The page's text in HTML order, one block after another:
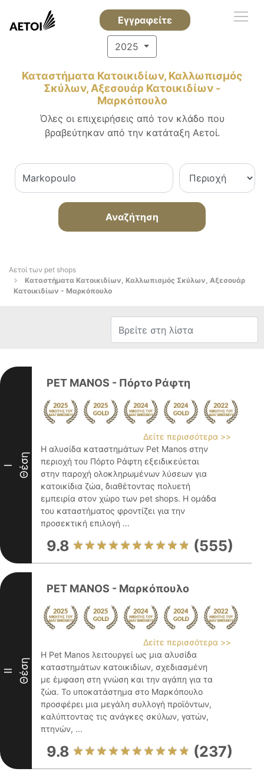
Εγγραφείτε
2025
Καταστήματα Κατοικιδίων, Καλλωπισμός
Σκύλων, Αξεσουάρ Κατοικιδίων -
Μαρκόπουλο
Όλες οι επιχειρήσεις από τον κλάδο που
βραβεύτηκαν από την κατάταξη Αετοί.
Αναζήτηση
Αετοί των pet shops
Καταστήματα Κατοικιδίων, Καλλωπισμός Σκύλων, Αξεσουάρ
Κατοικιδίων - Μαρκόπουλο
I Θέση
PET MANOS - Πόρτο Ράφτη
Δείτε περισσότερα >>
Η αλυσίδα καταστημάτων Pet Manos στην
περιοχή του Πόρτο Ράφτη εξειδικεύεται
στην παροχή ολοκληρωμένων λύσεων για
κατοικίδια ζώα, διαθέτοντας πολυετή
εμπειρία στον χώρο των pet shops. Η ομάδα
του καταστήματος φροντίζει για την
προσεκτική επιλογή ...
9.8 (555)
II Θέση
PET MANOS - Μαρκόπουλο
Δείτε περισσότερα >>
Η Pet Manos λειτουργεί ως μια αλυσίδα
καταστημάτων κατοικιδίων, σχεδιασμένη
με έμφαση στη γνώση και την αγάπη για τα
ζώα. Το υποκατάστημα στο Μαρκόπουλο
προσφέρει μια μεγάλη συλλογή προϊόντων,
καλύπτοντας τις ανάγκες σκύλων, γατών,
πτηνών, ...
9.8 (237)